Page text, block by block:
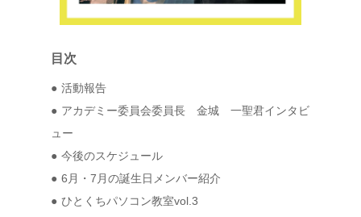
目次
活動報告
アカデミー委員会委員長 金城 一聖君インタビ
ュー
今後のスケジュール
6月・7月の誕生日メンバー紹介
ひとくちパソコン教室vol.3